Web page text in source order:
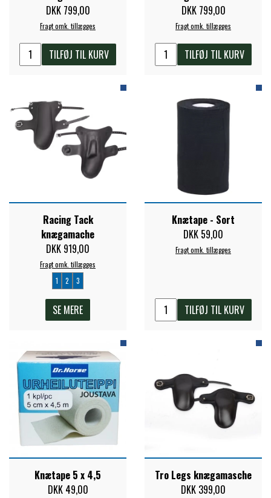
STUD MUFFIN
TIMER GPS
TKO
WALDHAUSEN
QHP -BRANDS OF Q
PREMIER EQUINE INSEKTBESKYTTELSE
DKK 799,00
Fragt omk. tillægges
TILFØJ TIL KURV
DKK 799,00
Fragt omk. tillægges
TILFØJ TIL KURV
Racing Tack
knægamache
DKK 919,00
Fragt omk. tillægges
1
2 3
SE MERE
Knætape - Sort
DKK 59,00
Fragt omk. tillægges
TILFØJ TIL KURV
Knætape 5 x 4,5
DKK 49,00
Tro Legs knægamasche
DKK 399,00